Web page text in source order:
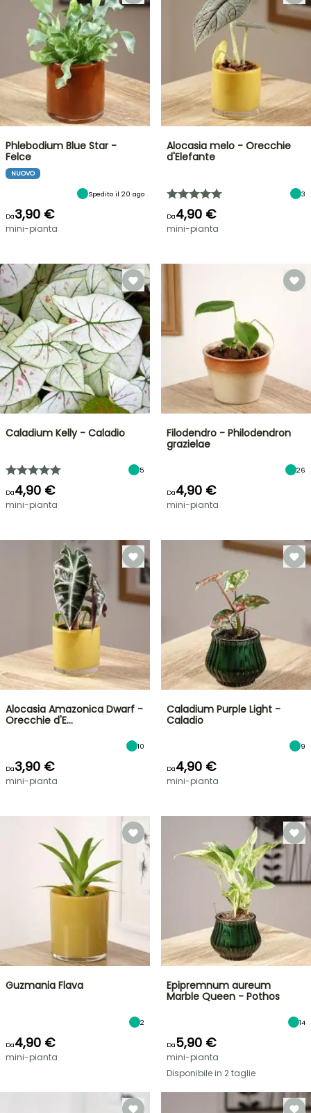
Phlebodium Blue Star -
Felce
NUOVO
Spedito il 20 ago
Da3,90 €
mini-pianta
Alocasia melo - Orecchie
d'Elefante
3
Da4,90 €
mini-pianta
Caladium Kelly - Caladio
5
Da4,90 €
mini-pianta
Filodendro - Philodendron
grazielae
26
Da4,90 €
mini-pianta
Alocasia Amazonica Dwarf -
Orecchie d'E…
10
Da3,90 €
mini-pianta
Caladium Purple Light -
Caladio
9
Da4,90 €
mini-pianta
Guzmania Flava
2
Da4,90 €
mini-pianta
Epipremnum aureum
Marble Queen - Pothos
14
Da5,90 €
mini-pianta
Disponibile in 2 taglie